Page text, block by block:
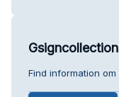
Find information